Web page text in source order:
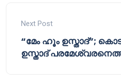
Next Post
“മേം ഹൂം ഉസ്താദ്”;
ഉസ്താദ്